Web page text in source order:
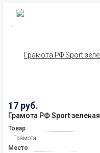
17 руб.
Грамота РФ Sport зеленая
Товар
Грамота
Место